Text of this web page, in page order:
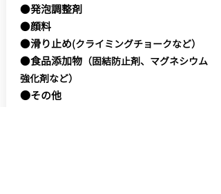
●発泡調整剤
●顔料
●滑り止め(クライミングチョークなど）
●食品添加物（固結防止剤、マグネシウム
強化剤など）
●その他